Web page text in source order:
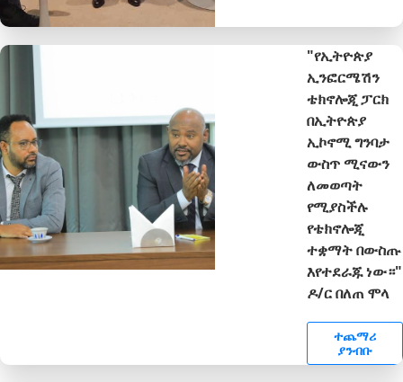
"የኢትዮጵያ
ኢንፎርሜሽን
ቴክኖሎጂ ፓርክ
በኢትዮጵያ
ኢኮኖሚ ግንባታ
ውስጥ ሚናውን
ለመወጣት
የሚያስችሉ
የቴክኖሎጂ
ተቋማት በውስጡ
እየተደራጁ ነው።"
ዶ/ር በለጠ ሞላ
ተጨማሪ
ያንብቡ